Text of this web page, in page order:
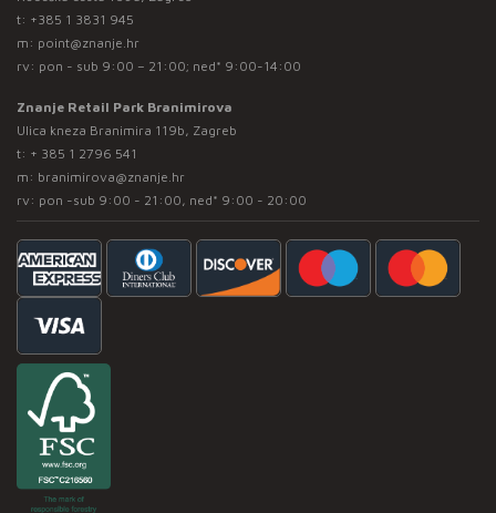
t: +385 1 3831 945
m: point@znanje.hr
rv: pon - sub 9:00 – 21:00; ned* 9:00-14:00
Znanje Retail Park Branimirova
Ulica kneza Branimira 119b, Zagreb
t: + 385 1 2796 541
m: branimirova@znanje.hr
rv: pon -sub 9:00 - 21:00, ned* 9:00 - 20:00